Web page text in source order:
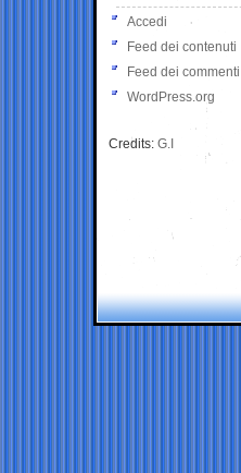
Accedi
Feed dei contenuti
Feed dei commenti
WordPress.org
Credits: G.I